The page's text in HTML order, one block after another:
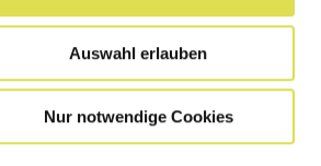
Auswahl erlauben
Nur notwendige Cookies